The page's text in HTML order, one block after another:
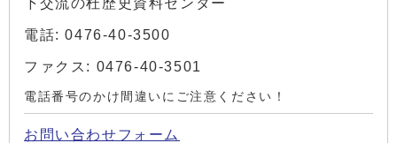
電話: 0476-40-3500
ファクス: 0476-40-3501
電話番号のかけ間違いにご注意ください！
お問い合わせフォーム